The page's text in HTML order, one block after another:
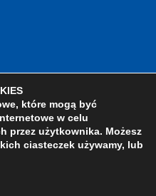
które mogą być
w celu
przez użytkownika. Możesz
ciasteczek używamy, lub